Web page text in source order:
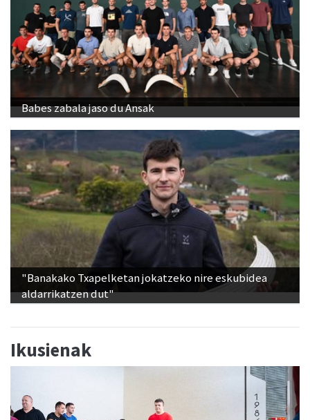
Babes zabala jaso du Ansak
"Banakako Txapelketan jokatzeko nire eskubidea
aldarrikatzen dut"
Ikusienak